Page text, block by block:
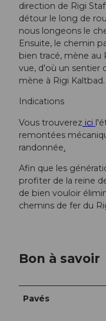
direction de Rigi
détour le long de
nous longeons le
Ensuite, le chemin
bien tracé, mène au
vue, d'où un sentier
mène à Rigi Kaltbad.
Indications
Vous trouverez ici
remontées
randonnée.
Afin que les
profiter de la reine
de bien vouloir
chemins de fer du
Bon à savoir
Pavés